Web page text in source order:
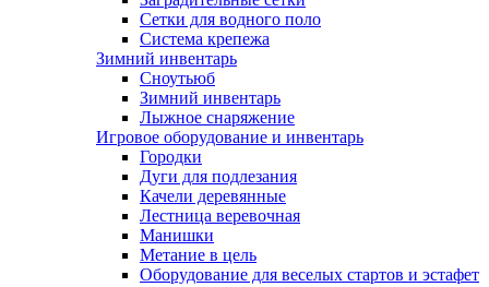
Сетки для водного поло
Система крепежа
Зимний инвентарь
Сноутьюб
Зимний инвентарь
Лыжное снаряжение
Игровое оборудование и инвентарь
Городки
Дуги для подлезания
Качели деревянные
Лестница веревочная
Манишки
Метание в цель
Оборудование для веселых стартов и эстафет